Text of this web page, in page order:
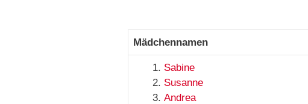
Mädchennamen
Sabine
Susanne
Andrea